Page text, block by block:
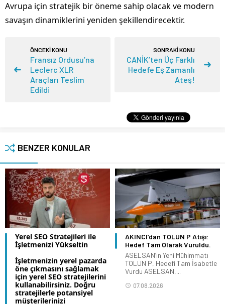
Avrupa için stratejik bir öneme sahip olacak ve modern
savaşın dinamiklerini yeniden şekillendirecektir.
ÖNCEKİ KONU
Fransız Ordusu’na
Leclerc XLR
Araçları Teslim
Edildi
SONRAKİ KONU
CANİK’ten Üç Farklı
Hedefe Eş Zamanlı
Ateş!
BENZER KONULAR
Yerel SEO Stratejileri ile
İşletmenizi Yükseltin
İşletmenizin yerel pazarda
öne çıkmasını sağlamak
için yerel SEO stratejilerini
kullanabilirsiniz. Doğru
stratejilerle potansiyel
müşterilerinizi
AKINCI’dan TOLUN P Atışı:
Hedef Tam Olarak Vuruldu.
ASELSAN’ın Yeni Mühimmatı
TOLUN P, Hedefi Tam İsabetle
Vurdu ASELSAN,...
07.08.2026